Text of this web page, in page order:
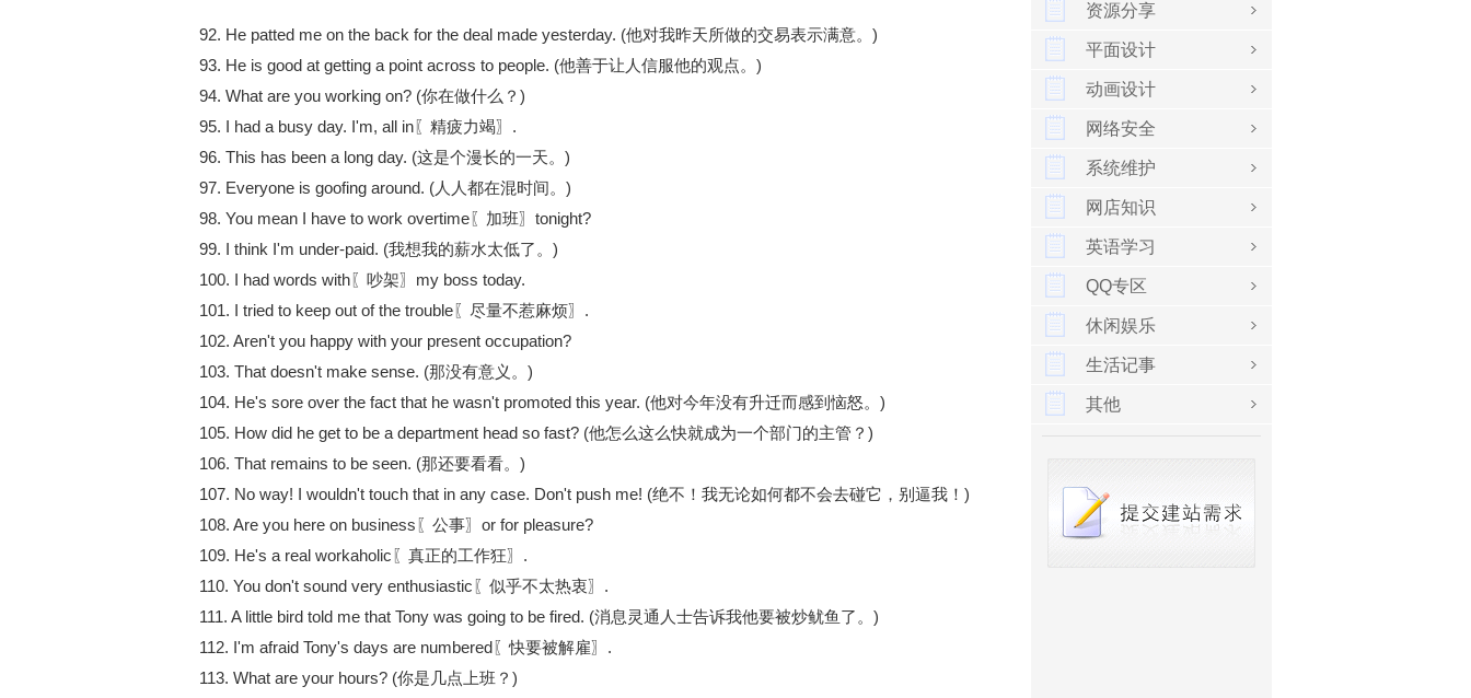
92. He patted me on the back for the deal made yesterday. (他对我昨天所做的交易表示满意。)
93. He is good at getting a point across to people. (他善于让人信服他的观点。)
94. What are you working on? (你在做什么？)
95. I had a busy day. I'm, all in〖精疲力竭〗.
96. This has been a long day. (这是个漫长的一天。)
97. Everyone is goofing around. (人人都在混时间。)
98. You mean I have to work overtime〖加班〗tonight?
99. I think I'm under-paid. (我想我的薪水太低了。)
100. I had words with〖吵架〗my boss today.
101. I tried to keep out of the trouble〖尽量不惹麻烦〗.
102. Aren't you happy with your present occupation?
103. That doesn't make sense. (那没有意义。)
104. He's sore over the fact that he wasn't promoted this year. (他对今年没有升迁而感到恼怒。)
105. How did he get to be a department head so fast? (他怎么这么快就成为一个部门的主管？)
106. That remains to be seen. (那还要看看。)
107. No way! I wouldn't touch that in any case. Don't push me! (绝不！我无论如何都不会去碰它，别逼我！)
108. Are you here on business〖公事〗or for pleasure?
109. He's a real workaholic〖真正的工作狂〗.
110. You don't sound very enthusiastic〖似乎不太热衷〗.
111. A little bird told me that Tony was going to be fired. (消息灵通人士告诉我他要被炒鱿鱼了。)
112. I'm afraid Tony's days are numbered〖快要被解雇〗.
113. What are your hours? (你是几点上班？)
资源分享
平面设计
动画设计
网络安全
系统维护
网店知识
英语学习
QQ专区
休闲娱乐
生活记事
其他